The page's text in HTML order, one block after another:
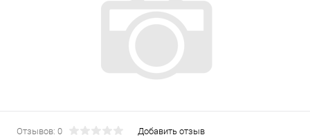
Отзывов: 0
Добавить отзыв